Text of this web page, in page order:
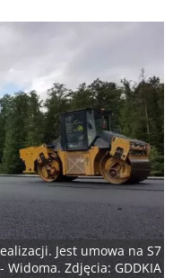
Jest umowa na S7
Widoma. Zdjęcia: GDDKIA